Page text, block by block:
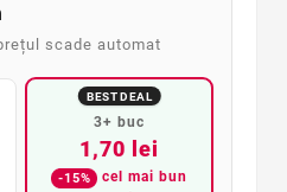
scade automat
BEST DEAL
3+ buc
1,70 lei
-15%
cel mai bun